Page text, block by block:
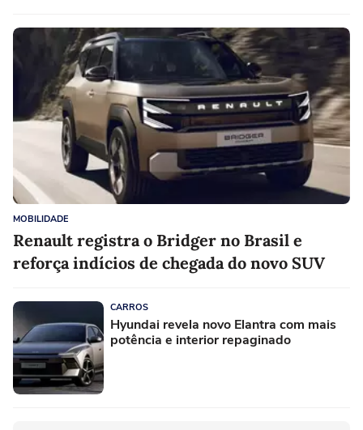
MOBILIDADE
Renault registra o Bridger no Brasil e
reforça indícios de chegada do novo SUV
CARROS
Hyundai revela novo Elantra com mais
potência e interior repaginado